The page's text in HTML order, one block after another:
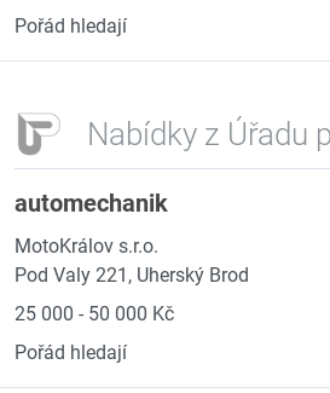
Pořád hledají
Nabídky z Úřadu
automechanik
MotoKrálov s.r.o.
Pod Valy 221, Uherský Brod
25 000 - 50 000 Kč
Pořád hledají